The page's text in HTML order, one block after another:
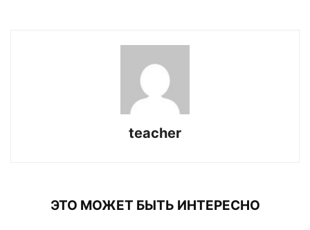
teacher
ЭТО МОЖЕТ БЫТЬ ИНТЕРЕСНО